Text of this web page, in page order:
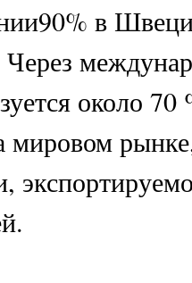
в
около 70
мировом